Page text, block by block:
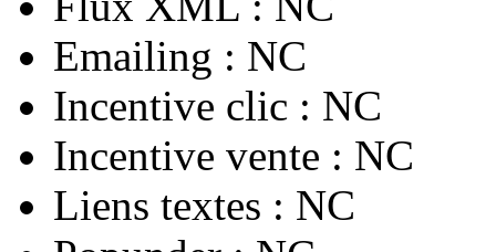
Emailing : NC
Incentive clic : NC
Incentive vente : NC
Liens textes : NC